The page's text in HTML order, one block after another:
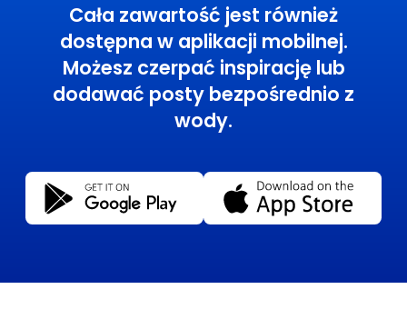
Cała zawartość jest również
dostępna w aplikacji mobilnej.
Możesz czerpać inspirację lub
dodawać posty bezpośrednio z
wody.